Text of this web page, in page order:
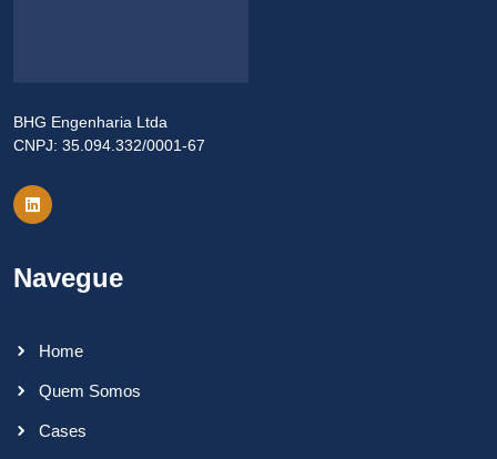
BHG Engenharia Ltda
CNPJ: 35.094.332/0001-67
Navegue
Home
Quem Somos
Cases